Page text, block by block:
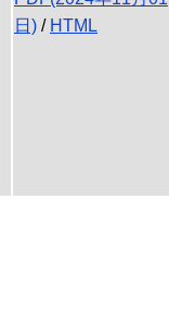
日) / HTML